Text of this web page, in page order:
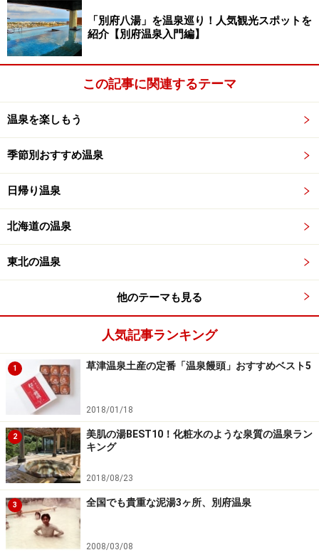
「別府八湯」を温泉巡り！人気観光スポットを
紹介【別府温泉入門編】
この記事に関連するテーマ
温泉を楽しもう
季節別おすすめ温泉
日帰り温泉
北海道の温泉
東北の温泉
他のテーマも見る
人気記事ランキング
1 草津温泉土産の定番「温泉饅頭」おすすめベスト5
2018/01/18
2
美肌の湯BEST10！化粧水のような泉質の温泉ラン
キング
2018/08/23
3 全国でも貴重な泥湯3ヶ所、別府温泉
2008/03/08